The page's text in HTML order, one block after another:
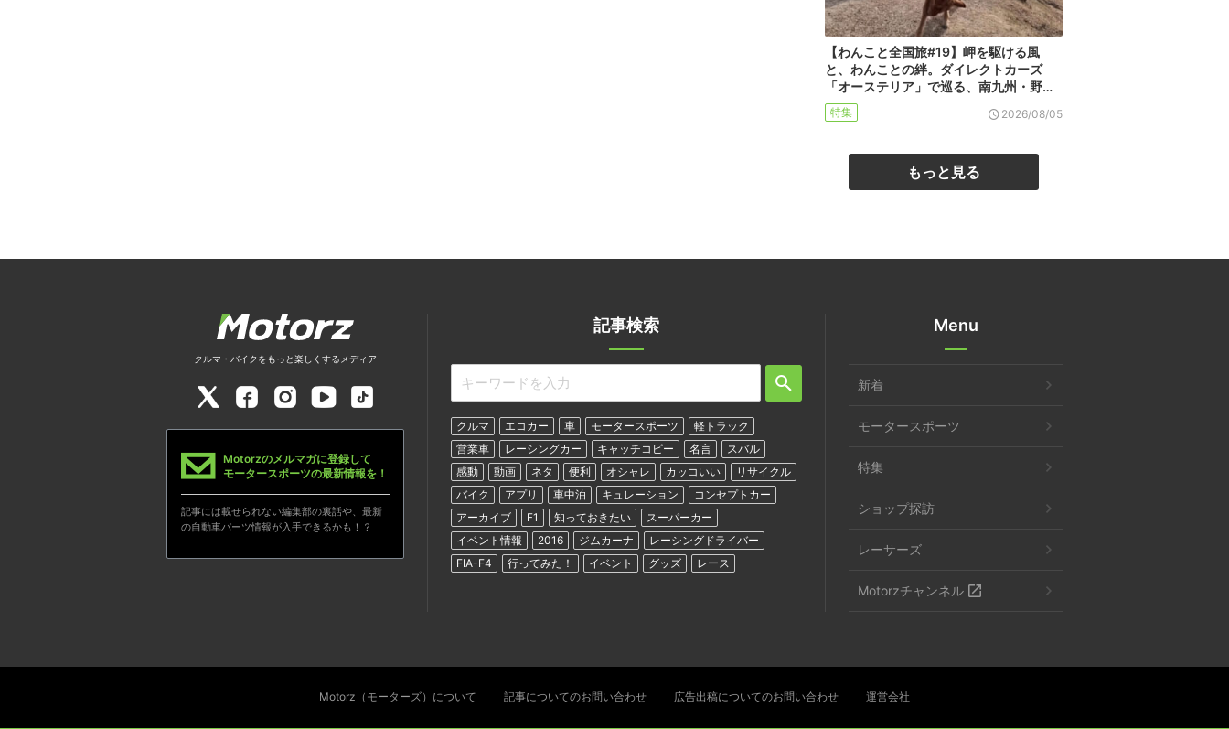
【わんこと全国旅#19】岬を駆ける風
と、わんことの絆。ダイレクトカーズ
「オーステリア」で巡る、南九州・野…
特集 2026/08/05
もっと見る
記事検索
クルマ エコカー 車 モータースポーツ
軽トラック
営業車
レーシングカー キャッチコピー 名言
スバル
感動
動画 ネタ 便利 オシャレ カッコいい
リサイクル
バイク
アプリ 車中泊 キュレーション
コンセプトカー
アーカイブ
F1 知っておきたい
スーパーカー
イベント情報
2016 ジムカーナ
レーシングドライバー
FIA-F4
行ってみた！ イベント グッズ レース
クルマ・バイクをもっと楽しくするメディア
Motorzのメルマガに登録して
モータースポーツの最新情報を！
記事には載せられない編集部の裏話や、最新
の自動車パーツ情報が入手できるかも！？
Menu
新着
モータースポーツ
特集
ショップ探訪
レーサーズ
Motorzチャンネル
Motorz（モーターズ）について 記事についてのお問い合わせ 広告出稿についてのお問い合わせ 運営会社